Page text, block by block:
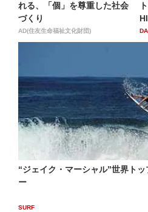
れる、「個」を尊重した社会
づくり
AD(住友生命福祉文化財団)
“ジェイク・マーシャル”世界ト
ー
SURF